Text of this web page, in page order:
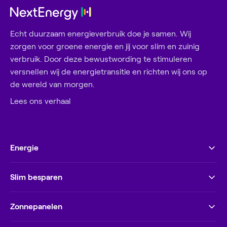
Echt duurzaam energieverbruik doe je samen. Wij
zorgen voor groene energie en jij voor slim en zuinig
verbruik. Door deze bewustwording te stimuleren
versnellen wij de energietransitie en richten wij ons op
de wereld van morgen.
Lees ons verhaal
Energie
Slim besparen
Zonnepanelen